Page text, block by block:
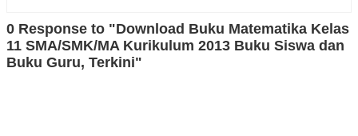
0 Response to "Download Buku Matematika Kelas
11 SMA/SMK/MA Kurikulum 2013 Buku Siswa dan
Buku Guru, Terkini"